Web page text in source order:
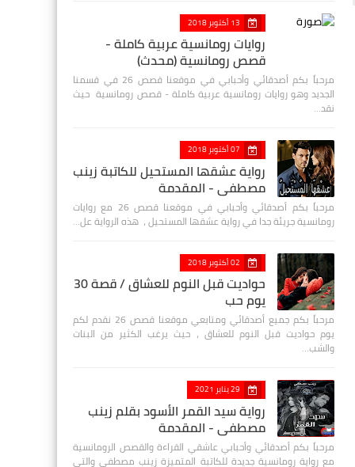
13 أكتوبر 2018
روايات رومانسية عربية كاملة -
قصص رومانسية (محدث)
مرحباً بكم أصدقائي وأحبابي في موقعنا قصص 26 في قسمنا
الجديد وهو روايات رومانسية عربية كاملة - قصص رومانسية حيث
نقد…
07 أكتوبر 2018
رواية عشقها المستحيل للكاتبة زينب
مصطفي - المقدمة
مرحباً بكم أصدقائي وأحبابي في موقعنا قصص 26 مع روايات
رومانسية جريئة جدا في رواية عشقها المستحيل ، هذه الرواية عل…
02 أكتوبر 2018
حواديت قبل النوم للعشاق / قصة 30
يوم حب
مرحباً بكم جميع أصدقائي ومتابعي موقعنا قصص 26 نقدم لكم
يوم حواديت قبل النوم للعشاق ، حيث يرغب الكثير من البنات
والشب…
29 يناير 2021
رواية سيد القمر الأسود بقلم زينب
مصطفي - المقدمة
مرحباً بكم أصدقائي وأحبابي عاشقي القراءة والقصص الرومانسية
مع رواية رومانسية جديدة للكاتبة المتميزة زينب مصطفى والتي